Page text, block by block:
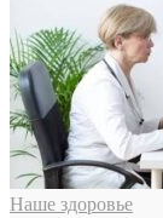
Наше здоровье